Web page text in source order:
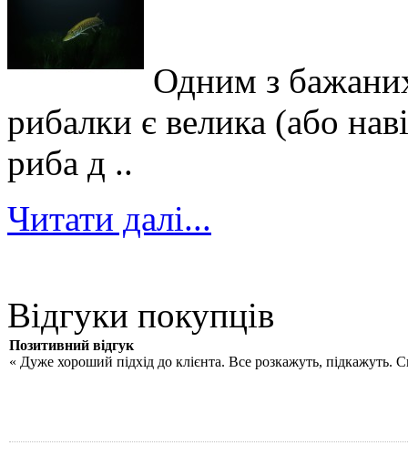
Одним з
рибалки є велика (або
риба д ..
Читати далі...
Відгуки покупців
Позитивний відгук
« Дуже хороший підхід до клієнта. Все розкажуть, підкажуть.